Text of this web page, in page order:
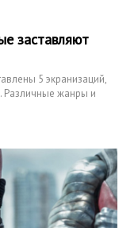
заставляют
5 экранизаций,
Различные жанры и